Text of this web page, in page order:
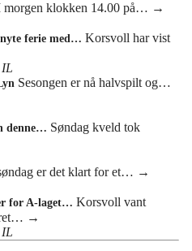
morgen klokken 14.00 på… →
ferie med… Korsvoll har vist
Sesongen er nå halvspilt og…
denne… Søndag kveld tok
er det klart for et… →
for A-laget… Korsvoll vant
→